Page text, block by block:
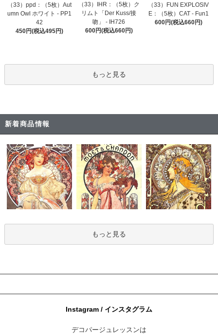
（33）ppd：（5枚）Aut
umn Owl ホワイト - PP1
42
450円(税込495円)
（33）IHR：（5枚）ク
リムト「Der Kuss/接
吻」 - IH726
600円(税込660円)
（33）FUN EXPLOSIV
E：（5枚）CAT - Fun1
600円(税込660円)
もっと見る
新着商品情報
もっと見る
Instagram / インスタグラム
デコパージュレッスンは